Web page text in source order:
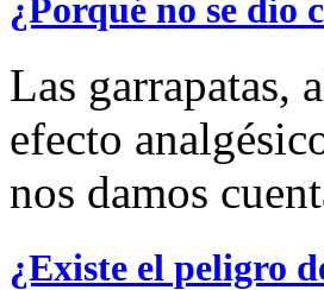
¿Porqué no se dio
Las garrapatas,
efecto
nos damos
¿Existe el peligro